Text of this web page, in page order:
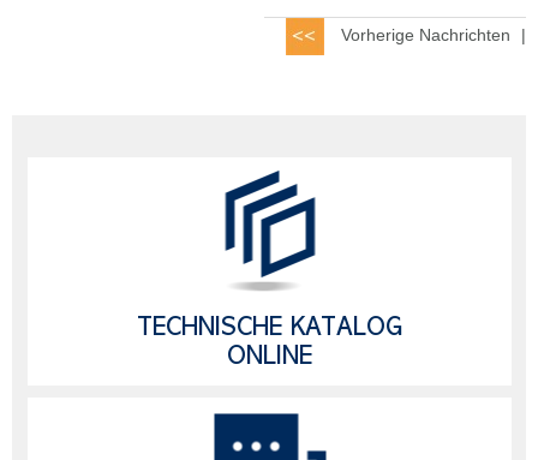
Vorherige Nachrichten |
TECHNISCHE KATALOG
ONLINE